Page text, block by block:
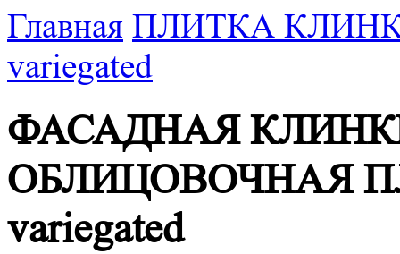
Главная ПЛИТКА
variegated
ФАСАДНАЯ
ОБЛИЦОВОЧНАЯ
variegated